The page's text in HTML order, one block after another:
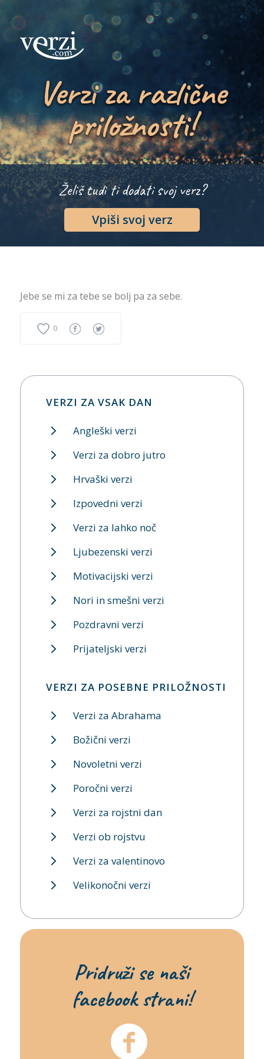
Verzi za različne
priložnosti!
Želiš tudi ti dodati svoj verz?
Vpiši svoj verz
Jebe se mi za tebe se bolj pa za sebe.
0
VERZI ZA VSAK DAN
Angleški verzi
Verzi za dobro jutro
Hrvaški verzi
Izpovedni verzi
Verzi za lahko noč
Ljubezenski verzi
Motivacijski verzi
Nori in smešni verzi
Pozdravni verzi
Prijateljski verzi
VERZI ZA POSEBNE PRILOŽNOSTI
Verzi za Abrahama
Božični verzi
Novoletni verzi
Poročni verzi
Verzi za rojstni dan
Verzi ob rojstvu
Verzi za valentinovo
Velikonočni verzi
Pridruži se naši
facebook strani!